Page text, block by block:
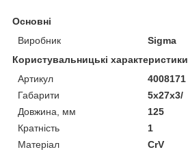
Основні
Виробник
Sigma
Користувальницькі характеристики
Артикул
4008171
Габарити
5x27x3/
Довжина, мм
125
Кратність
1
Матеріал
CrV